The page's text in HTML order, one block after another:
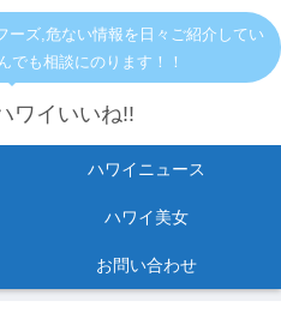
ーズ,危ない情報を日々ご紹介してい
でも相談にのります！！
ワイいいね!!
ハワイニュース
ハワイ美女
お問い合わせ